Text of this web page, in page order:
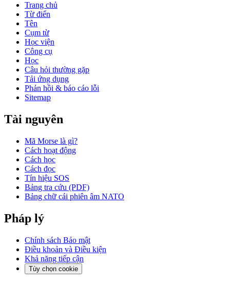
Trang chủ
Từ điển
Tên
Cụm từ
Học viện
Công cụ
Học
Câu hỏi thường gặp
Tải ứng dụng
Phản hồi & báo cáo lỗi
Sitemap
Tài nguyên
Mã Morse là gì?
Cách hoạt động
Cách học
Cách đọc
Tín hiệu SOS
Bảng tra cứu (PDF)
Bảng chữ cái phiên âm NATO
Pháp lý
Chính sách Bảo mật
Điều khoản và Điều kiện
Khả năng tiếp cận
Tùy chọn cookie